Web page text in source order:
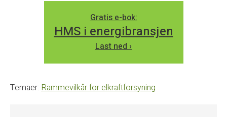
Gratis e-bok:
HMS i energibransjen
Last ned ›
Temaer: Rammevilkår for elkraftforsyning